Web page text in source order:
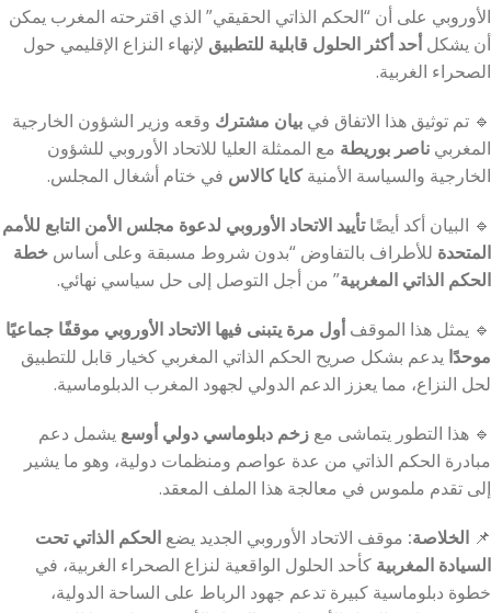
الأوروبي على أن “الحكم الذاتي الحقيقي” الذي اقترحته المغرب يمكن
أن يشكلأحد أكثر الحلول قابلية للتطبيق لإنهاء النزاع الإقليمي حول
الصحراء الغربية.
🔹 تم توثيق هذا الاتفاق في بيان مشترك وقعه وزير الشؤون الخارجية
المغربي ناصر بوريطة مع الممثلة العليا للاتحاد الأوروبي للشؤون
الخارجية والسياسة الأمنيةكايا كالاس في ختام أشغال المجلس.
🔹 البيان أكد أيضًاتأييد الاتحاد الأوروبي لدعوة مجلس الأمن التابع للأمم
المتحدة للأطراف بالتفاوض “بدون شروط مسبقة وعلى أساس خطة
الحكم الذاتي المغربية” من أجل التوصل إلى حل سياسي نهائي.
🔹 يمثل هذا الموقفأول مرة يتبنى فيها الاتحاد الأوروبي موقفًا جماعيًا
موحدًا يدعم بشكل صريح الحكم الذاتي المغربي كخيار قابل للتطبيق
لحل النزاع، مما يعزز الدعم الدولي لجهود المغرب الدبلوماسية.
🔹 هذا التطور يتماشى مع زخم دبلوماسي دولي أوسع يشمل دعم
مبادرة الحكم الذاتي من عدة عواصم ومنظمات دولية، وهو ما يشير
إلى تقدم ملموس في معالجة هذا الملف المعقد.
📌 الخلاصة: موقف الاتحاد الأوروبي الجديد يضع الحكم الذاتي تحت
السيادة المغربية كأحد الحلول الواقعية لنزاع الصحراء الغربية، في
خطوة دبلوماسية كبيرة تدعم جهود الرباط على الساحة الدولية،